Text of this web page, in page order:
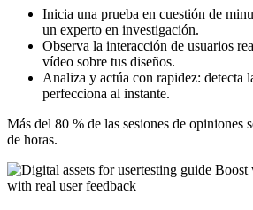
Inicia una prueba en cuestión de
un experto en investigación.
Observa la interacción de usuarios
vídeo sobre tus diseños.
Analiza y actúa con rapidez: detecta
perfecciona al instante.
Más del 80 % de las sesiones de opiniones
de horas.